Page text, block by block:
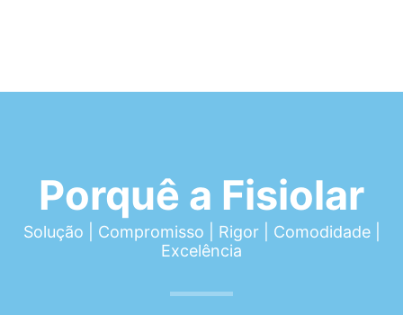
Porquê a Fisiolar
Solução | Compromisso | Rigor | Comodidade |
Excelência